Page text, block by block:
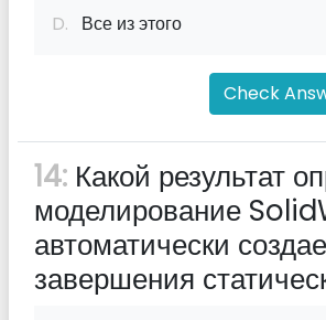
D. Все из этого
Check
14: Какой результат
моделирование
автоматически
завершения